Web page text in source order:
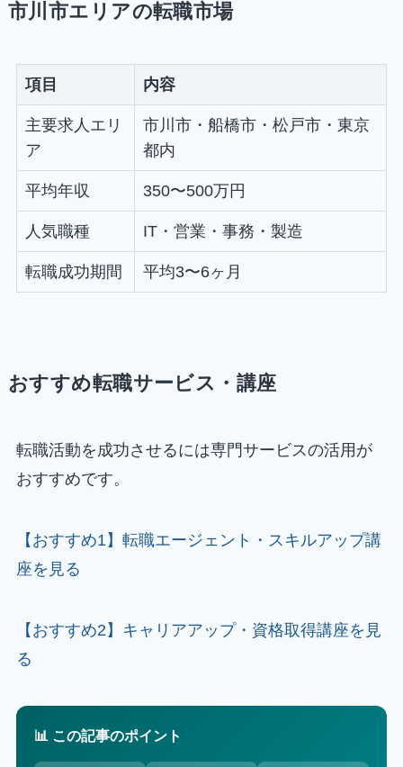
市川市エリアの転職市場
項目 内容
主要求人エリ
ア
市川市・船橋市・松戸市・東京
都内
平均年収 350〜500万円
人気職種 IT・営業・事務・製造
転職成功期間 平均3〜6ヶ月
おすすめ転職サービス・講座
転職活動を成功させるには専門サービスの活用が
おすすめです。
【おすすめ1】転職エージェント・スキルアップ講
座を見る
【おすすめ2】キャリアアップ・資格取得講座を見
る
📊 この記事のポイント